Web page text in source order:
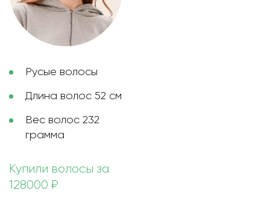
Русые волосы
Длина волос 52 см
Вес волос 232
грамма
Купили волосы за
128000 ₽